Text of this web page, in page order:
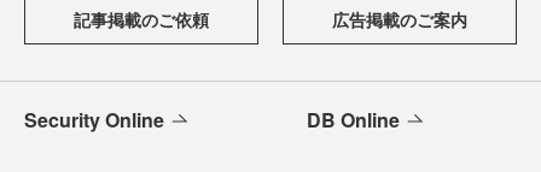
記事掲載のご依頼 広告掲載のご案内
Security Online DB Online